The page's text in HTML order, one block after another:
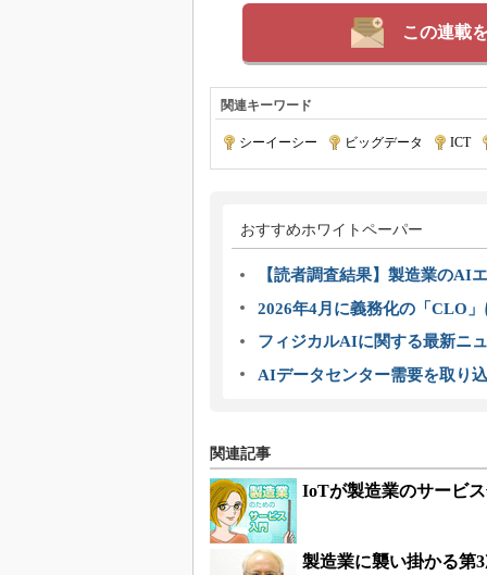
この連載
関連キーワード
シーイーシー ビッグデータ ICT|
おすすめホワイトペーパー
【読者調査結果】製造業のAI
2026年4月に義務化の「CLO
フィジカルAIに関する最新ニ
AIデータセンター需要を取り
関連記事
IoTが製造業のサービ
製造業に襲い掛かる第